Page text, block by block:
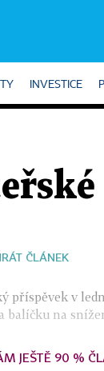
INVESTICE
ČLÁNEK
v
balíčku na
JEŠTĚ 90 %